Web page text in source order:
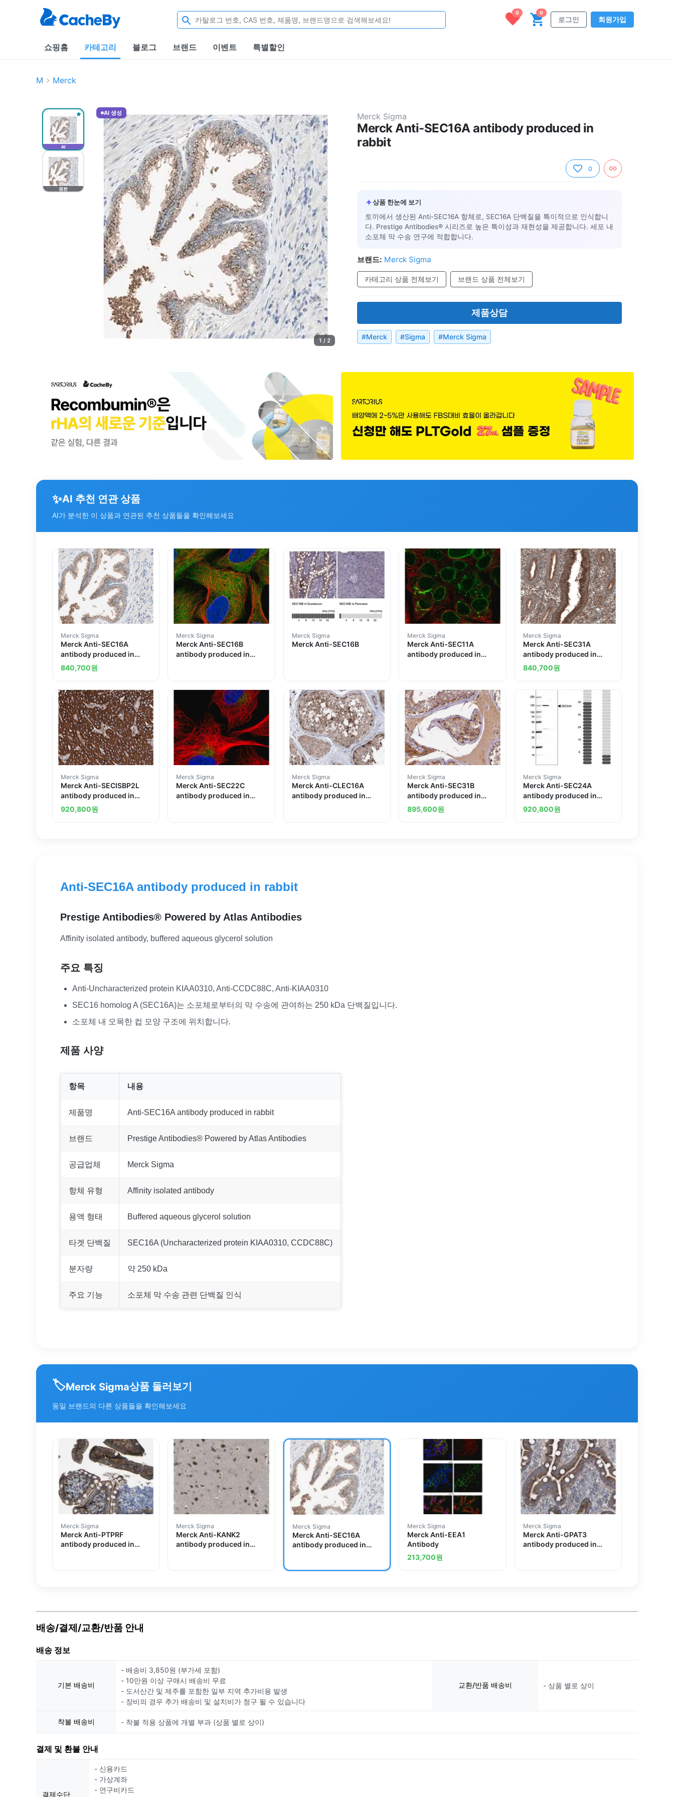
0 0
로그인 회원가입
쇼핑홈 카테고리 블로그 브랜드 이벤트 특별할인
M Merck
AI
원본
AI 생성
1 / 2
Merck Sigma
Merck Anti-SEC16A antibody produced in
rabbit
0
✦상품 한눈에 보기
토끼에서 생산된 Anti-SEC16A 항체로, SEC16A 단백질을 특이적으로 인식합니
다. Prestige Antibodies® 시리즈로 높은 특이성과 재현성을 제공합니다. 세포 내
소포체 막 수송 연구에 적합합니다.
브랜드: Merck Sigma
카테고리 상품 전체보기 브랜드 상품 전체보기
제품상담
#Merck #Sigma #Merck Sigma
✨AI 추천 연관 상품
AI가 분석한 이 상품과 연관된 추천 상품들을 확인해보세요
Merck Sigma
Merck Anti-SEC16A
antibody produced in
rabbit
840,700원
Merck Sigma
Merck Anti-SEC16B
antibody produced in
Merck Sigma
Merck Anti-SEC16B
Merck Sigma
Merck Anti-SEC11A
antibody produced in
Merck Sigma
Merck Anti-SEC31A
antibody produced in
rabbit
840,700원
Merck Sigma
Merck Anti-SECISBP2L
antibody produced in
rabbit
920,800원
Merck Sigma
Merck Anti-SEC22C
antibody produced in
Merck Sigma
Merck Anti-CLEC16A
antibody produced in
Merck Sigma
Merck Anti-SEC31B
antibody produced in
rabbit
895,600원
Merck Sigma
Merck Anti-SEC24A
antibody produced in
rabbit
920,800원
Anti-SEC16A antibody produced in rabbit
Prestige Antibodies® Powered by Atlas Antibodies
Affinity isolated antibody, buffered aqueous glycerol solution
주요 특징
Anti-Uncharacterized protein KIAA0310, Anti-CCDC88C, Anti-KIAA0310
SEC16 homolog A (SEC16A)는 소포체로부터의 막 수송에 관여하는 250 kDa 단백질입니다.
소포체 내 오목한 컵 모양 구조에 위치합니다.
제품 사양
항목 내용
제품명 Anti-SEC16A antibody produced in rabbit
브랜드 Prestige Antibodies® Powered by Atlas Antibodies
공급업체 Merck Sigma
항체 유형 Affinity isolated antibody
용액 형태 Buffered aqueous glycerol solution
타겟 단백질 SEC16A (Uncharacterized protein KIAA0310, CCDC88C)
분자량 약 250 kDa
주요 기능 소포체 막 수송 관련 단백질 인식
🏷️Merck Sigma상품 둘러보기
동일 브랜드의 다른 상품들을 확인해보세요
Merck Sigma
Merck Anti-PTPRF
antibody produced in
Merck Sigma
Merck Anti-KANK2
antibody produced in
Merck Sigma
Merck Anti-SEC16A
antibody produced in
Merck Sigma
Merck Anti-EEA1
Antibody
213,700원
Merck Sigma
Merck Anti-GPAT3
antibody produced in
배송/결제/교환/반품 안내
배송 정보
기본 배송비
- 배송비 3,850원 (부가세 포함)
- 10만원 이상 구매시 배송비 무료
- 도서산간 및 제주를 포함한 일부 지역 추가비용 발생
- 장비의 경우 추가 배송비 및 설치비가 청구 될 수 있습니다
교환/반품 배송비 - 상품 별로 상이
착불 배송비 - 착불 적용 상품에 개별 부과 (상품 별로 상이)
결제 및 환불 안내
결제수단
- 신용카드
- 가상계좌
- 연구비카드